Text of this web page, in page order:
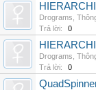
Drograms
Trả lời:
0
Drograms
Trả lời:
0